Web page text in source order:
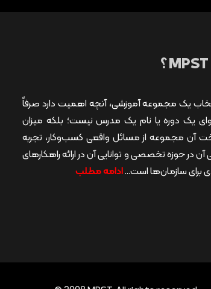
یک مجموعه آموزشی، آنچه اهمیت دارد صرفاً
یک دوره یا نام یک مدرس نیست؛ بلکه میزان
آن مجموعه از مسائل واقعی کسب‌وکار، تجربه
در حوزه تخصصی و توانایی آن در ارائه راهکارهای
برای سازمان‌ها است…ادامه مطلب